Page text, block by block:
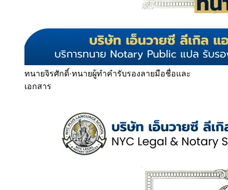
ทนายจิรศักดิ์·ทนายผู้ทำคำรับรองลายมือชื่อและ
เอกสาร